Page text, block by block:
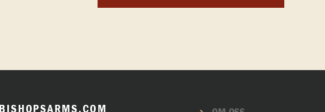
BISHOPSARMS.COM